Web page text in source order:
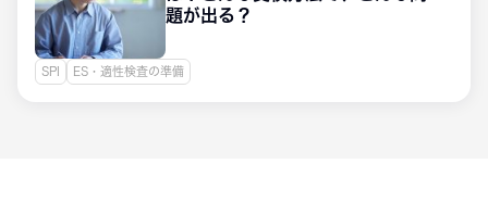
題が出る？
SPI ES・適性検査の準備